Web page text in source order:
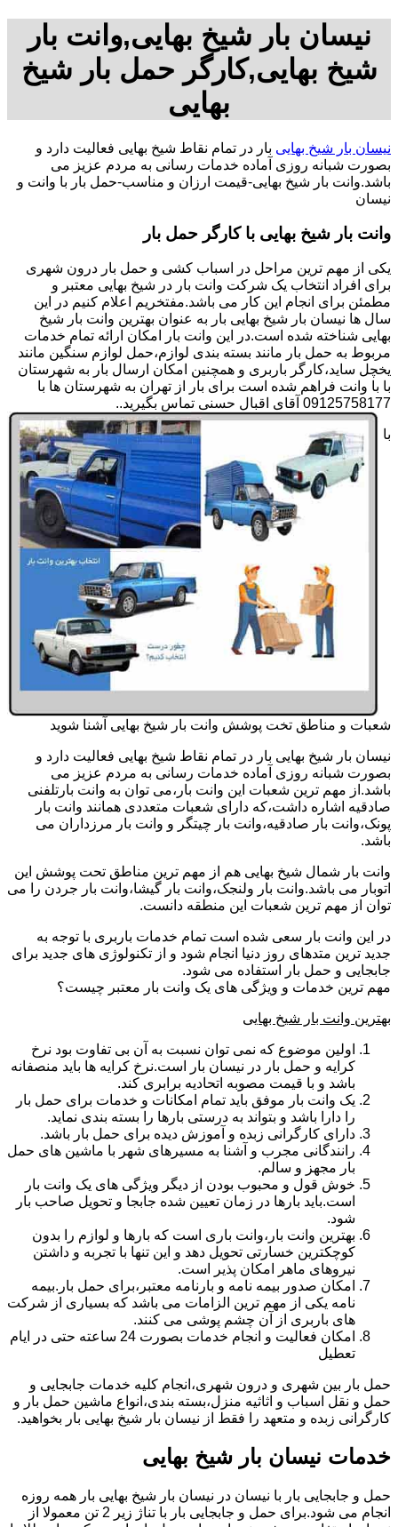
نیسان بار شیخ بهایی,وانت بار
شیخ بهایی,کارگر حمل بار شیخ
بهایی
نیسان بار شیخ بهایی بار در تمام نقاط شیخ بهایی فعالیت دارد و
بصورت شبانه روزی آماده خدمات رسانی به مردم عزیز می
باشد.وانت بار شیخ بهایی-قیمت ارزان و مناسب-حمل بار با وانت و
نیسان
وانت بار شیخ بهایی با کارگر حمل بار
یکی از مهم ترین مراحل در اسباب کشی و حمل بار درون شهری
برای افراد انتخاب یک شرکت وانت بار در شیخ بهایی معتبر و
مطمئن برای انجام این کار می باشد.مفتخریم اعلام کنیم در این
سال ها نیسان بار شیخ بهایی بار به عنوان بهترین وانت بار شیخ
بهایی شناخته شده است.در این وانت بار امکان ارائه تمام خدمات
مربوط به حمل بار مانند بسته بندی لوازم،حمل لوازم سنگین مانند
یخچل ساید،کارگر باربری و همچنین امکان ارسال بار به شهرستان
با با وانت فراهم شده است برای بار از تهران به شهرستان ها با
09125758177 آقای اقبال حسنی تماس بگیرید..
با
شعبات و مناطق تخت پوشش وانت بار شیخ بهایی آشنا شوید
نیسان بار شیخ بهایی بار در تمام نقاط شیخ بهایی فعالیت دارد و
بصورت شبانه روزی آماده خدمات رسانی به مردم عزیز می
باشد.از مهم ترین شعبات این وانت بار،می توان به وانت بارتلفنی
صادقیه اشاره داشت،که دارای شعبات متعددی همانند وانت بار
پونک،وانت بار صادقیه،وانت بار چیتگر و وانت بار مرزداران می
باشد.
وانت بار شمال شیخ بهایی هم از مهم ترین مناطق تحت پوشش این
اتوبار می باشد.وانت بار ولنجک،وانت بار گیشا،وانت بار جردن را می
توان از مهم ترین شعبات این منطقه دانست.
در این وانت بار سعی شده است تمام خدمات باربری با توجه به
جدید ترین متدهای روز دنیا انجام شود و از تکنولوژی های جدید برای
جابجایی و حمل بار استفاده می شود.
مهم ترین خدمات و ویژگی های یک وانت بار معتبر چیست؟
بهترین وانت بار شیخ بهایی
اولین موضوع که نمی توان نسبت به آن بی تفاوت بود نرخ
کرایه و حمل بار در نیسان بار است.نرخ کرایه ها باید منصفانه
باشد و با قیمت مصوبه اتحادیه برابری کند.
یک وانت بار موفق باید تمام امکانات و خدمات برای حمل بار
را دارا باشد و بتواند به درستی بارها را بسته بندی نماید.
دارای کارگرانی زبده و آموزش دیده برای حمل بار باشد.
رانندگانی مجرب و آشنا به مسیرهای شهر با ماشین های حمل
بار مجهز و سالم.
خوش قول و محبوب بودن از دیگر ویژگی های یک وانت بار
است.باید بارها در زمان تعیین شده جابجا و تحویل صاحب بار
شود.
بهترین وانت بار،وانت باری است که بارها و لوازم را بدون
کوچکترین خسارتی تحویل دهد و این تنها با تجربه و داشتن
نیروهای ماهر امکان پذیر است.
امکان صدور بیمه نامه و بارنامه معتبر،برای حمل بار.بیمه
نامه یکی از مهم ترین الزامات می باشد که بسیاری از شرکت
های باربری از آن چشم پوشی می کنند.
امکان فعالیت و انجام خدمات بصورت 24 ساعته حتی در ایام
تعطیل
حمل بار بین شهری و درون شهری،انجام کلیه خدمات جابجایی و
حمل و نقل اسباب و اثاثیه منزل،بسته بندی،انواع ماشین حمل بار و
کارگرانی زبده و متعهد را فقط از نیسان بار شیخ بهایی بار بخواهید.
خدمات نیسان بار شیخ بهایی
حمل و جابجایی بار با نیسان در نیسان بار شیخ بهایی بار همه روزه
انجام می شود.برای حمل و جابجایی بار با تناژ زیر 2 تن معمولا از